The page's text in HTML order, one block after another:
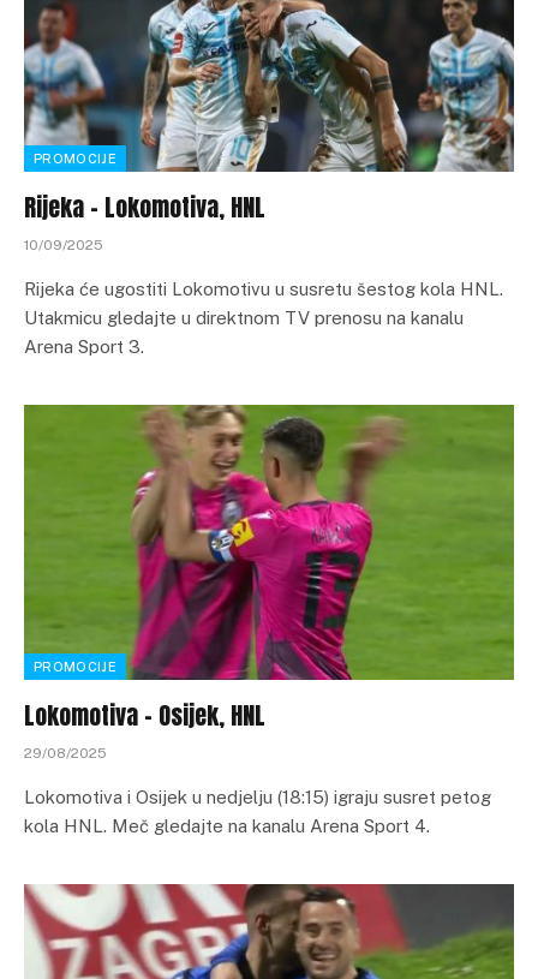
PROMOCIJE
Rijeka – Lokomotiva, HNL
10/09/2025
Rijeka će ugostiti Lokomotivu u susretu šestog kola HNL.
Utakmicu gledajte u direktnom TV prenosu na kanalu
Arena Sport 3.
PROMOCIJE
Lokomotiva – Osijek, HNL
29/08/2025
Lokomotiva i Osijek u nedjelju (18:15) igraju susret petog
kola HNL. Meč gledajte na kanalu Arena Sport 4.